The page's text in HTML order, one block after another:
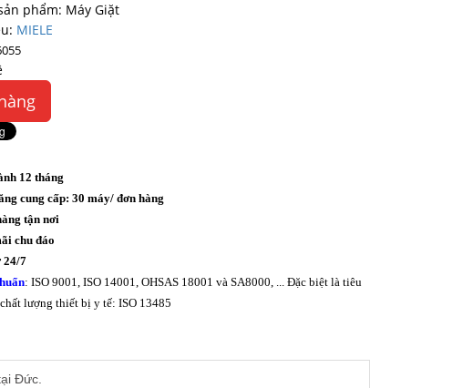
phẩm: Máy Giặt
MIELE
12 tháng
cung cấp: 30 máy/ đơn hàng
tận nơi
chu đáo
24/7
: ISO 9001, ISO 14001, OHSAS 18001 và SA8000, ... Đặc biệt là tiêu
lượng thiết bị y tế: ISO 13485
Đức.